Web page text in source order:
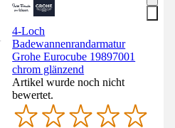
4-Loch
Badewannenrandarmatur
Grohe Eurocube 19897001
chrom glänzend
Artikel wurde noch nicht
bewertet.